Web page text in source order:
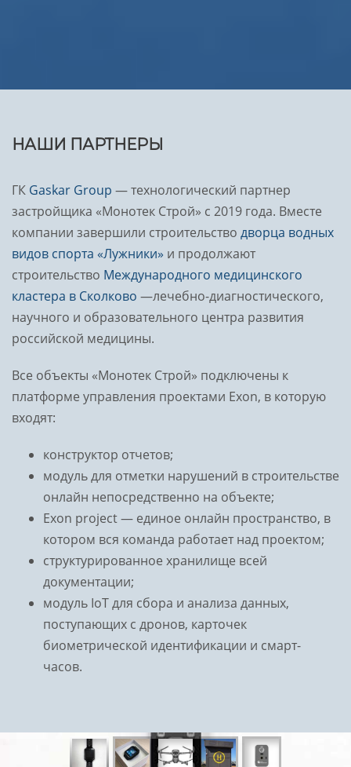
НАШИ ПАРТНЕРЫ
ГК Gaskar Group — технологический партнер
застройщика «Монотек Строй» с 2019 года. Вместе
компании завершили строительство дворца водных
видов спорта «Лужники» и продолжают
строительство Международного медицинского
кластера в Сколково —лечебно-диагностического,
научного и образовательного центра развития
российской медицины.
Все объекты «Монотек Строй» подключены к
платформе управления проектами Exon, в которую
входят:
конструктор отчетов;
модуль для отметки нарушений в строительстве
онлайн непосредственно на объекте;
Exon project — единое онлайн пространство, в
котором вся команда работает над проектом;
структурированное хранилище всей
документации;
модуль IoT для сбора и анализа данных,
поступающих с дронов, карточек
биометрической идентификации и смарт-
часов.